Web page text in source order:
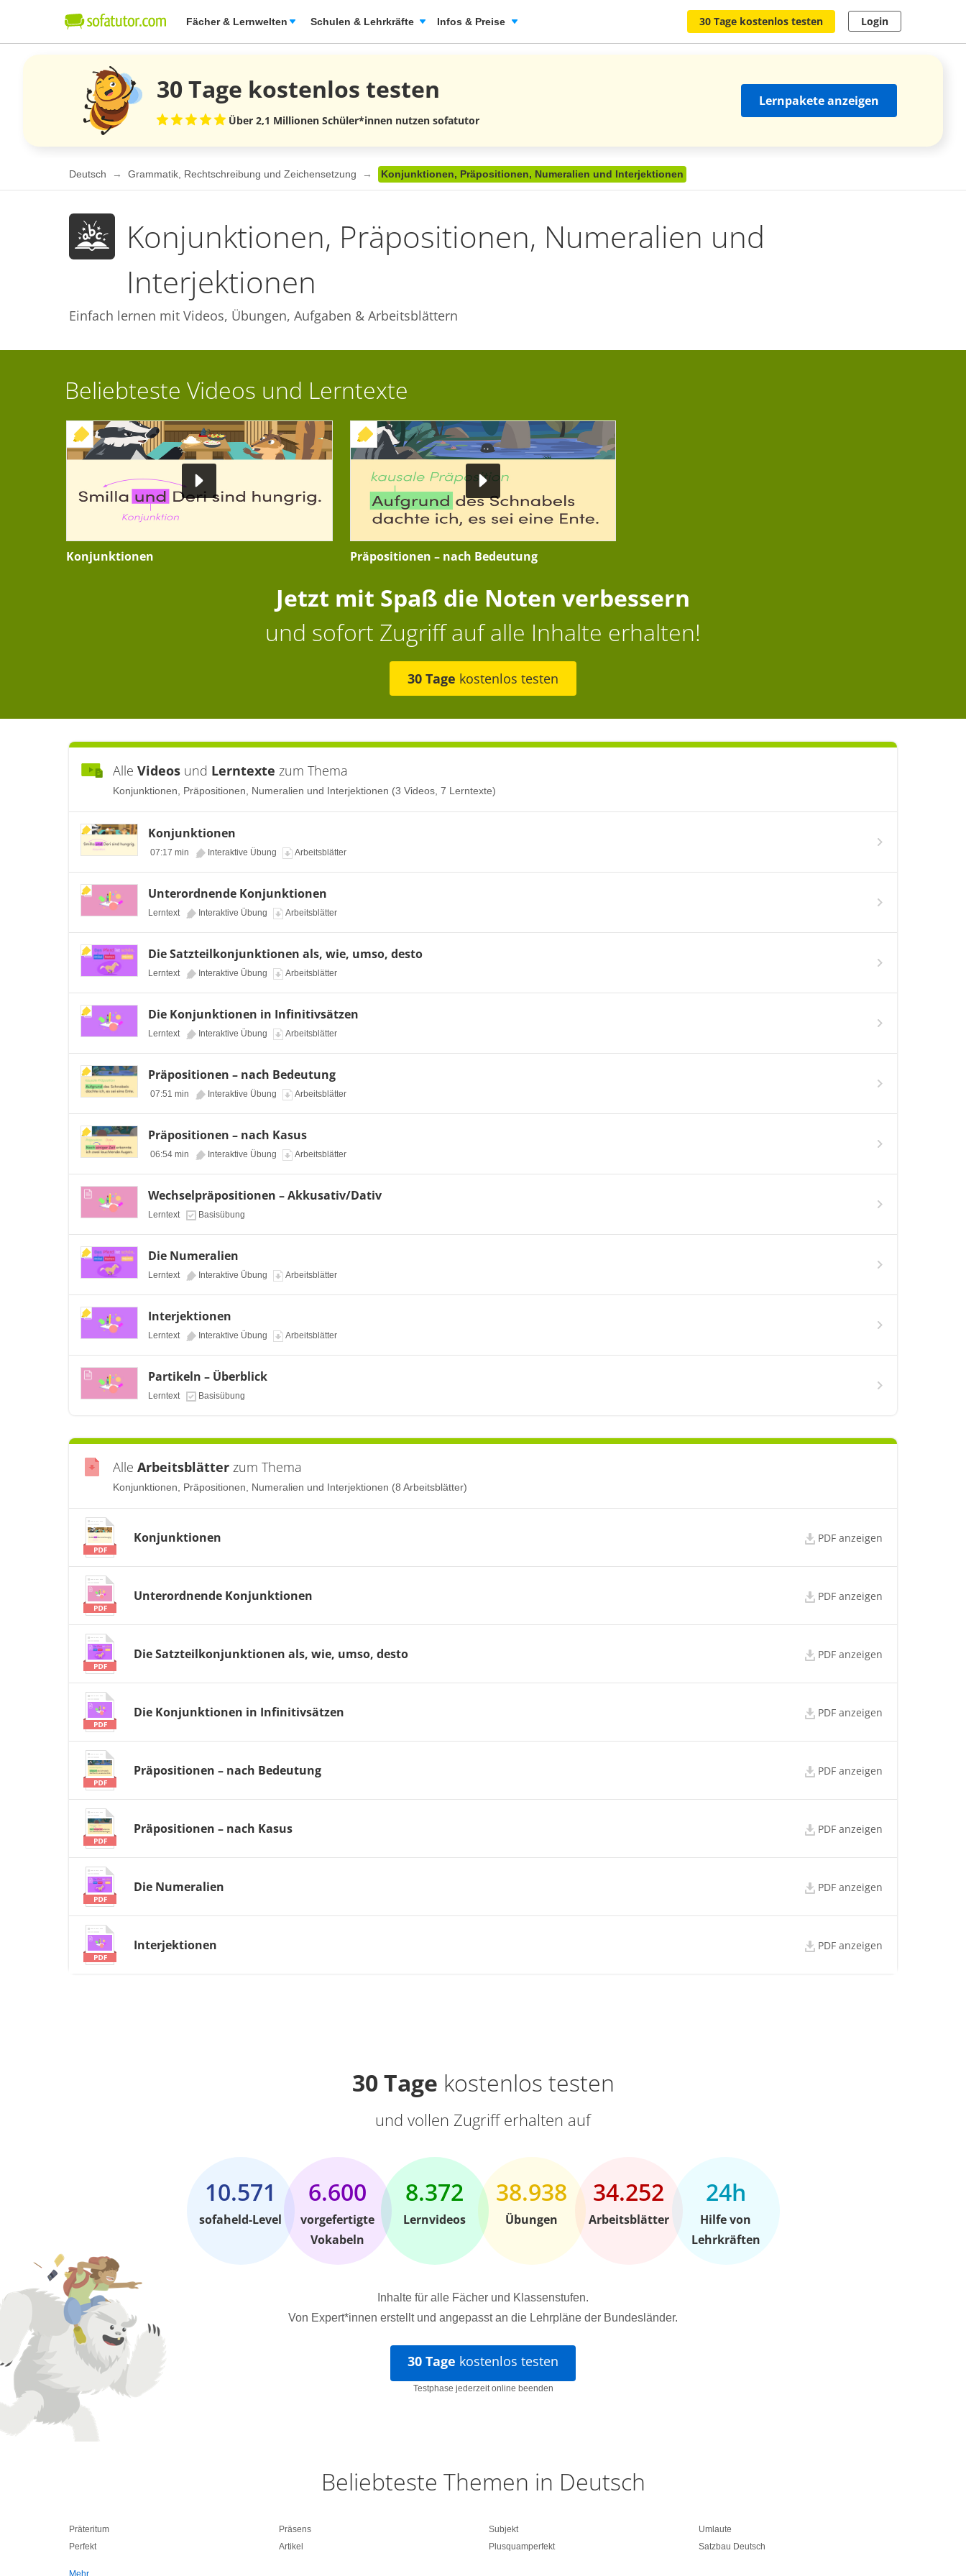
Fächer & Lernwelten Schulen & Lehrkräfte Infos & Preise 30 Tage kostenlos testen Login
30 Tage kostenlos testen
Über 2,1 Millionen Schüler*innen nutzen sofatutor
Lernpakete anzeigen
Deutsch Grammatik, Rechtschreibung und Zeichensetzung Konjunktionen, Präpositionen, Numeralien und Interjektionen
Konjunktionen, Präpositionen, Numeralien und
Interjektionen
Einfach lernen mit Videos, Übungen, Aufgaben & Arbeitsblättern
Beliebteste Videos und Lerntexte
+ INTERAKTIVE ÜBUNG
Konjunktionen
+ INTERAKTIVE ÜBUNG
Präpositionen – nach Bedeutung
Jetzt mit Spaß die Noten verbessern
und sofort Zugriff auf alle Inhalte erhalten!
30 Tage kostenlos testen
Alle Videos und Lerntexte zum Thema
Konjunktionen, Präpositionen, Numeralien und Interjektionen (3 Videos, 7 Lerntexte)
Konjunktionen
07:17 min Interaktive Übung Arbeitsblätter
Unterordnende Konjunktionen
Lerntext Interaktive Übung Arbeitsblätter
Die Satzteilkonjunktionen als, wie, umso, desto
Lerntext Interaktive Übung Arbeitsblätter
Die Konjunktionen in Infinitivsätzen
Lerntext Interaktive Übung Arbeitsblätter
Präpositionen – nach Bedeutung
07:51 min Interaktive Übung Arbeitsblätter
Präpositionen – nach Kasus
06:54 min Interaktive Übung Arbeitsblätter
Wechselpräpositionen – Akkusativ/Dativ
Lerntext Basisübung
Die Numeralien
Lerntext Interaktive Übung Arbeitsblätter
Interjektionen
Lerntext Interaktive Übung Arbeitsblätter
Partikeln – Überblick
Lerntext Basisübung
Alle Arbeitsblätter zum Thema
Konjunktionen, Präpositionen, Numeralien und Interjektionen (8 Arbeitsblätter)
Konjunktionen PDF anzeigen
Unterordnende Konjunktionen PDF anzeigen
Die Satzteilkonjunktionen als, wie, umso, desto PDF anzeigen
Die Konjunktionen in Infinitivsätzen PDF anzeigen
Präpositionen – nach Bedeutung PDF anzeigen
Präpositionen – nach Kasus PDF anzeigen
Die Numeralien PDF anzeigen
Interjektionen PDF anzeigen
30 Tage kostenlos testen
und vollen Zugriff erhalten auf
10.571
sofaheld-Level
6.600
vorgefertigte
Vokabeln
8.372
Lernvideos
38.938
Übungen
34.252
Arbeitsblätter
24h
Hilfe von
Lehrkräften
Inhalte für alle Fächer und Klassenstufen.
Von Expert*innen erstellt und angepasst an die Lehrpläne der Bundesländer.
30 Tage kostenlos testen
Testphase jederzeit online beenden
Beliebteste Themen in Deutsch
Präteritum
Perfekt
Präsens
Artikel
Subjekt
Plusquamperfekt
Umlaute
Satzbau Deutsch
Mehr